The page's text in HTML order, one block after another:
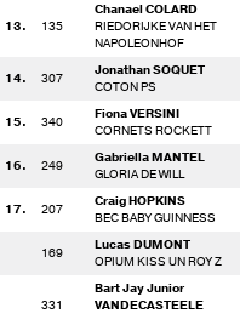
13. 135
Chanael COLARD
RIEDORIJKE VAN HET
NAPOLEONHOF
14. 307
Jonathan SOQUET
COTON PS
15. 340
Fiona VERSINI
CORNETS ROCKETT
16. 249
Gabriella MANTEL
GLORIA DE WILL
17. 207
Craig HOPKINS
BEC BABY GUINNESS
169
Lucas DUMONT
OPIUM KISS UN ROY Z
331
Bart Jay Junior
VANDECASTEELE